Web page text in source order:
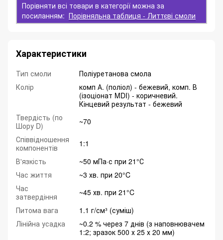
Порівняти всі товари в категорії можна за
посиланням: Порівняльна таблиця - Литтєві смоли
Характеристики
Тип смоли
Поліуретанова смола
Колір
комп А. (поліол) - бежевий, комп. В
(ізоціонат MDI) - коричневий.
Кінцевий результат - бежевий
Твердість (по
Шору D)
~70
Співвідношення
компонентів
1:1
В'язкість
~50 мПа·с при 21°С
Час життя
~3 хв. при 20°C
Час
затвердіння
~45 хв. при 21°C
Питома вага
1.1 г/см³ (суміш)
Лінійна усадка
~0.2 % через 7 днів (з наповнювачем
1:2; зразок 500 х 25 х 20 мм)